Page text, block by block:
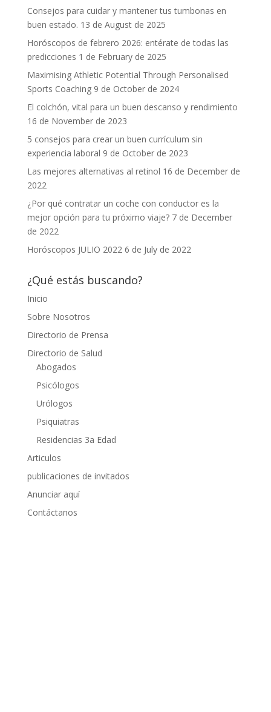
Consejos para cuidar y mantener tus tumbonas en
buen estado. 13 de August de 2025
Horóscopos de febrero 2026: entérate de todas las
predicciones 1 de February de 2025
Maximising Athletic Potential Through Personalised
Sports Coaching 9 de October de 2024
El colchón, vital para un buen descanso y rendimiento
16 de November de 2023
5 consejos para crear un buen currículum sin
experiencia laboral 9 de October de 2023
Las mejores alternativas al retinol 16 de December de
2022
¿Por qué contratar un coche con conductor es la
mejor opción para tu próximo viaje? 7 de December
de 2022
Horóscopos JULIO 2022 6 de July de 2022
¿Qué estás buscando?
Inicio
Sobre Nosotros
Directorio de Prensa
Directorio de Salud
Abogados
Psicólogos
Urólogos
Psiquiatras
Residencias 3a Edad
Articulos
publicaciones de invitados
Anunciar aquí
Contáctanos